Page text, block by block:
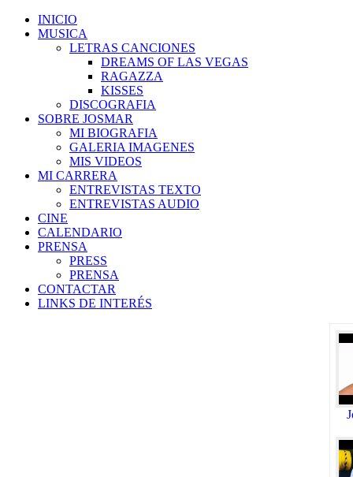
INICIO
MUSICA
LETRAS CANCIONES
DREAMS OF LAS VEGAS
RAGAZZA
KISSES
DISCOGRAFIA
SOBRE JOSMAR
MI BIOGRAFIA
GALERIA IMAGENES
MIS VIDEOS
MI CARRERA
ENTREVISTAS TEXTO
ENTREVISTAS AUDIO
CINE
CALENDARIO
PRENSA
PRESS
PRENSA
CONTACTAR
LINKS DE INTERÉS